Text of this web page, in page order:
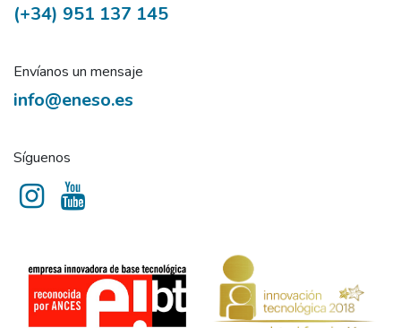
(+34) 951 137 145
Envíanos un mensaje
info@eneso.es
Síguenos